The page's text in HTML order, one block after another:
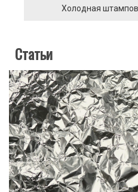
Холодная
Статьи